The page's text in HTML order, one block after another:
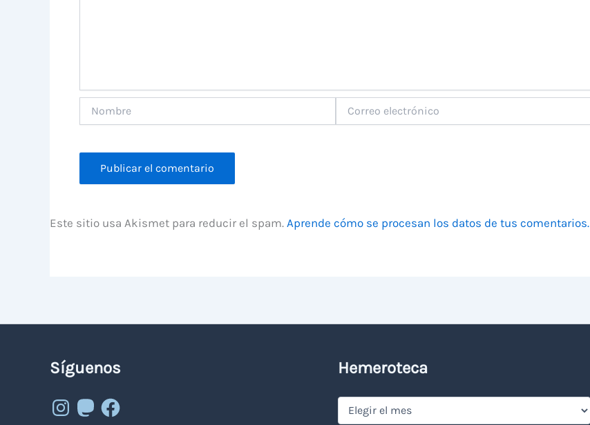
electrónico
Este sitio usa Akismet para reducir el spam. Aprende cómo se procesan los datos de tus comentarios.
Síguenos
Instagram
MastodonFacebook
Hemeroteca
Hemeroteca